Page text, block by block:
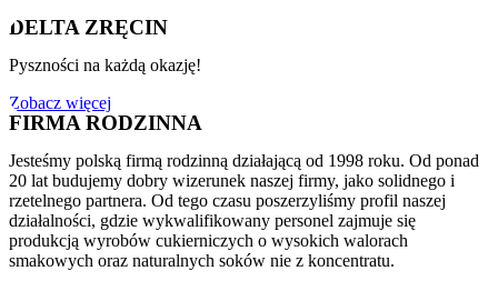
DELTA ZRĘCIN
Pyszności na każdą okazję!
Zobacz więcej
FIRMA RODZINNA
Jesteśmy polską firmą rodzinną działającą od 1998 roku. Od ponad
20 lat budujemy dobry wizerunek naszej firmy, jako solidnego i
rzetelnego partnera. Od tego czasu poszerzyliśmy profil naszej
działalności, gdzie wykwalifikowany personel zajmuje się
produkcją wyrobów cukierniczych o wysokich walorach
smakowych oraz naturalnych soków nie z koncentratu.